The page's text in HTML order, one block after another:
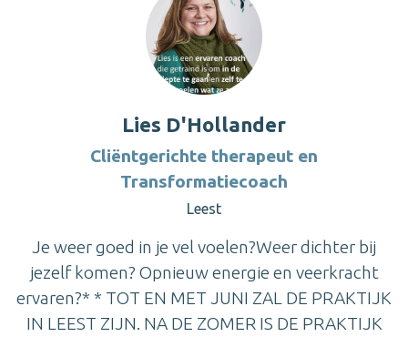
Lies D'Hollander
Cliëntgerichte therapeut en
Transformatiecoach
Leest
Je weer goed in je vel voelen?Weer dichter bij
jezelf komen? Opnieuw energie en veerkracht
ervaren?* * TOT EN MET JUNI ZAL DE PRAKTIJK
IN LEEST ZIJN. NA DE ZOMER IS DE PRAKTIJK